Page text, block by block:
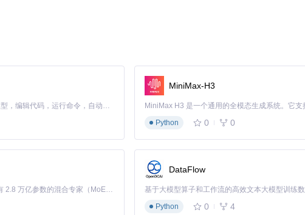
除异常值和缺失样本
估数据线性可分性
式回归或决策树
计算MAE、RMSE等指标
键影响因素
展示了从原始数据到预测结果的全链条处理过程，水面倒影象征数据预处理对
Claude Code 的开源替代方案。连接任意大模型，编辑代码，运行命令，自动验证 — 全自动执行。用 Rust 构建，极致性能。 ｜ An open-source alternative to Claude Code. Connect any LLM, edit code, run commands, and verify changes — autonomously. Built in Rust for speed. Get Started
MiniMax-H3
Python
0 0
Kimi K3 是Kimi能力最强的模型：这是一个拥有 2.8 万亿参数的混合专家（MoE）模型，具备原生视觉理解能力，并支持 100 万 token 的上下文窗口。
DataFlow
基于大模型算子和工作流的高效文本大模型训练
Python
0 4